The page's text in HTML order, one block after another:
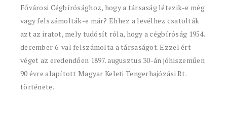
Fővárosi Cégbírósághoz, hogy a társaság létezik-e még
vagy felszámolták-e már? Ehhez a levélhez csatolták
azt az iratot, mely tudósít róla, hogy a cégbíróság 1954.
december 6-val felszámolta a társaságot. Ezzel ért
véget az eredendően 1897. augusztus 30-án jóhiszeműen
90 évre alapított Magyar Keleti Tengerhajózási Rt.
története.